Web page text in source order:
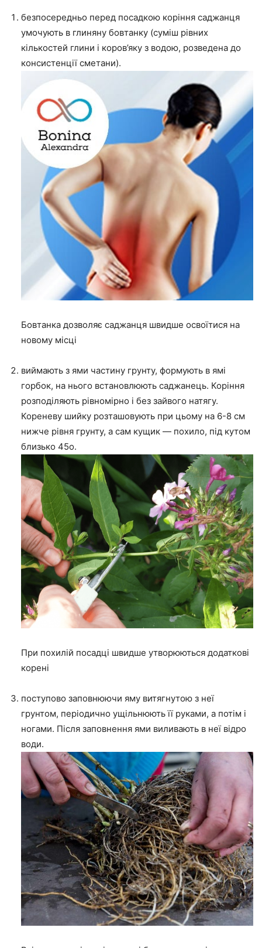
безпосередньо перед посадкою коріння саджанця
умочують в глиняну бовтанку (суміш рівних
кількостей глини і коров’яку з водою, розведена до
консистенції сметани).
Бовтанка дозволяє саджанця швидше освоїтися на
новому місці
виймають з ями частину грунту, формують в ямі
горбок, на нього встановлюють саджанець. Коріння
розподіляють рівномірно і без зайвого натягу.
Кореневу шийку розташовують при цьому на 6-8 см
нижче рівня грунту, а сам кущик — похило, під кутом
близько 45о.
При похилій посадці швидше утворюються додаткові
корені
поступово заповнюючи яму витягнутою з неї
грунтом, періодично ущільнюють її руками, а потім і
ногами. Після заповнення ями виливають в неї відро
води.